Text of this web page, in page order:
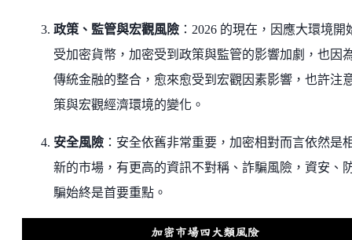
政策、監管與宏觀風險 ：2026 的現在，因應大環境開
受加密貨幣，加密受到政策與監管的影響加劇，也因
傳統金融的整合，愈來愈受到宏觀因素影響，也許注
策與宏觀經濟環境的變化。
安全風險 ：安全依舊非常重要，加密相對而言依然是
新的市場，有更高的資訊不對稱、詐騙風險，資安、
騙始終是首要重點。